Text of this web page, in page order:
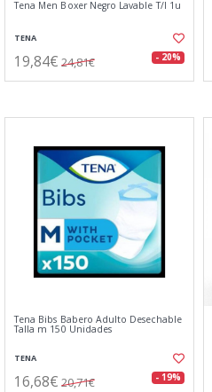
Tena Men Boxer Negro Lavable T/l 1u
TENA
19,84€ 24,81€ - 20%
Tena Bibs Babero Adulto Desechable
Talla m 150 Unidades
TENA
16,68€ 20,71€ - 19%